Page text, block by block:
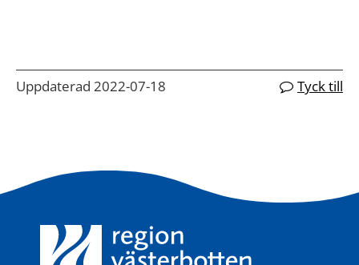
Uppdaterad 2022-07-18 Tyck till